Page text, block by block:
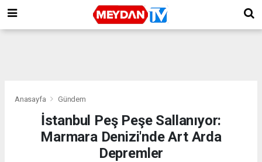
Anasayfa Gündem
İstanbul Peş Peşe Sallanıyor:
Marmara Denizi'nde Art Arda
Depremler